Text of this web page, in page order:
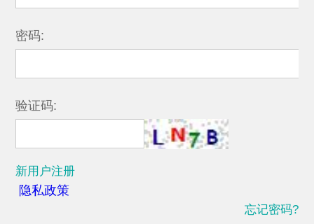
密码:
验证码:
新用户注册
隐私政策
忘记密码?